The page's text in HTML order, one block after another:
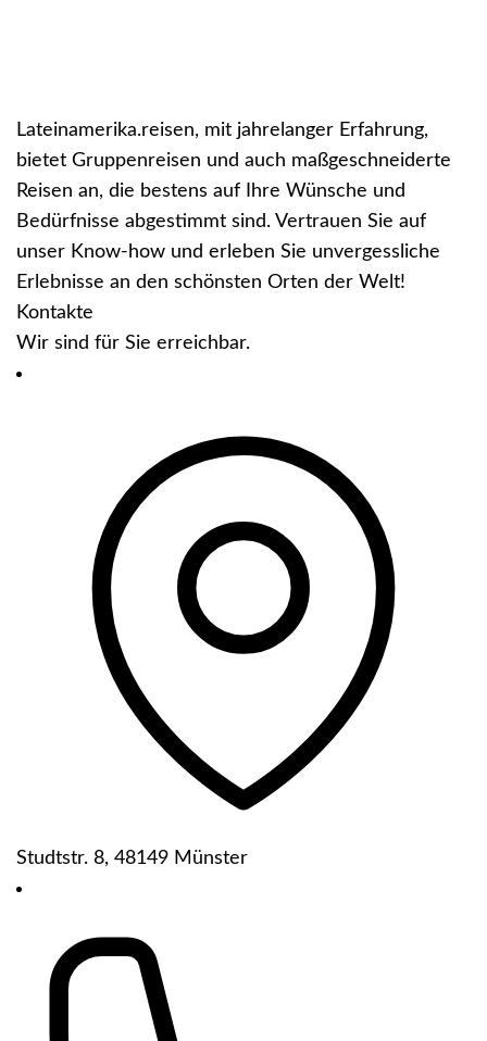
Lateinamerika.reisen, mit jahrelanger Erfahrung,
bietet Gruppenreisen und auch maßgeschneiderte
Reisen an, die bestens auf Ihre Wünsche und
Bedürfnisse abgestimmt sind. Vertrauen Sie auf
unser Know-how und erleben Sie unvergessliche
Erlebnisse an den schönsten Orten der Welt!
Kontakte
Wir sind für Sie erreichbar.
Studtstr. 8, 48149 Münster